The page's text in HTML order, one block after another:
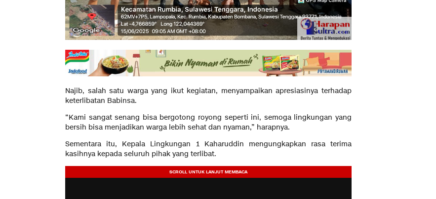
Najib, salah satu warga yang ikut kegiatan, menyampaikan apresiasinya terhadap
keterlibatan Babinsa.
“Kami sangat senang bisa bergotong royong seperti ini, semoga lingkungan yang
bersih bisa menjadikan warga lebih sehat dan nyaman,” harapnya.
Sementara itu, Kepala Lingkungan 1 Kaharuddin mengungkapkan rasa terima
kasihnya kepada seluruh pihak yang terlibat.